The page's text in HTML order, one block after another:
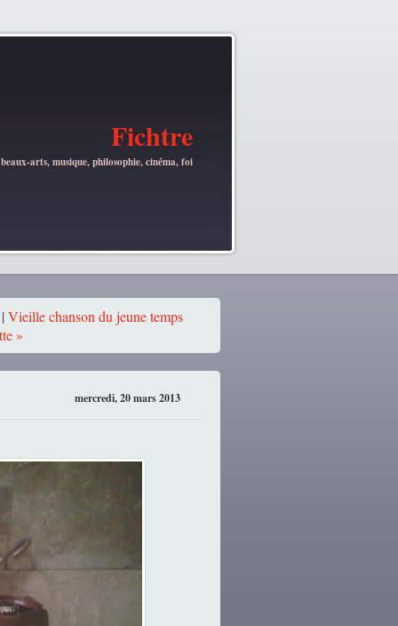
Fichtre
arts, musique, philosophie, cinéma, foi
| Vieille chanson du jeune temps
»
mercredi, 20 mars 2013